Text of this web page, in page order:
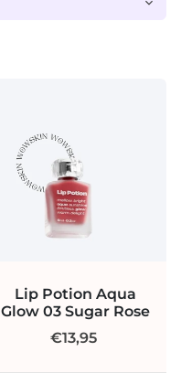
Lip Potion Aqua
Glow 03 Sugar Rose
€13,95